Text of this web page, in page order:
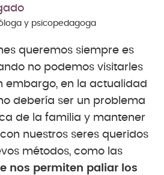
y psicopedagoga
queremos siempre es
no podemos visitarles
embargo, en la actualidad
debería ser un problema
de la familia y mantener
nuestros seres queridos
métodos, como las
nos permiten paliar los